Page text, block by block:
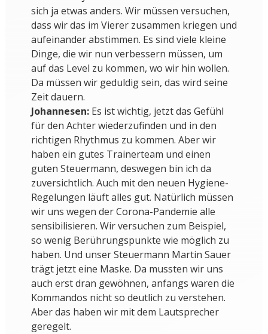
sich ja etwas anders. Wir müssen versuchen,
dass wir das im Vierer zusammen kriegen und
aufeinander abstimmen. Es sind viele kleine
Dinge, die wir nun verbessern müssen, um
auf das Level zu kommen, wo wir hin wollen.
Da müssen wir geduldig sein, das wird seine
Zeit dauern.
Johannesen:Es ist wichtig, jetzt das Gefühl
für den Achter wiederzufinden und in den
richtigen Rhythmus zu kommen. Aber wir
haben ein gutes Trainerteam und einen
guten Steuermann, deswegen bin ich da
zuversichtlich. Auch mit den neuen Hygiene-
Regelungen läuft alles gut. Natürlich müssen
wir uns wegen der Corona-Pandemie alle
sensibilisieren. Wir versuchen zum Beispiel,
so wenig Berührungspunkte wie möglich zu
haben. Und unser Steuermann Martin Sauer
trägt jetzt eine Maske. Da mussten wir uns
auch erst dran gewöhnen, anfangs waren die
Kommandos nicht so deutlich zu verstehen.
Aber das haben wir mit dem Lautsprecher
geregelt.